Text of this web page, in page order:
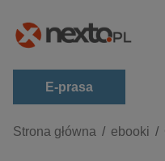
E-prasa
Kategorie
Strona główna ebooki